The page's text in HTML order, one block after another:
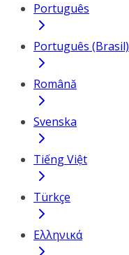
Português
Português (Brasil)
Română
Svenska
Tiếng Việt
Türkçe
Ελληνικά